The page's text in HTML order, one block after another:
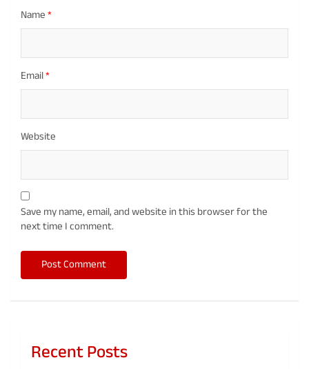
Name*
Email*
Website
Save my name, email, and website in this browser for the
next time I comment.
Recent Posts